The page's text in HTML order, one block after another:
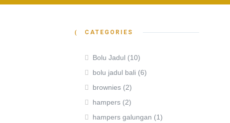
CATEGORIES
Bolu Jadul (10)
bolu jadul bali (6)
brownies (2)
hampers (2)
hampers galungan (1)